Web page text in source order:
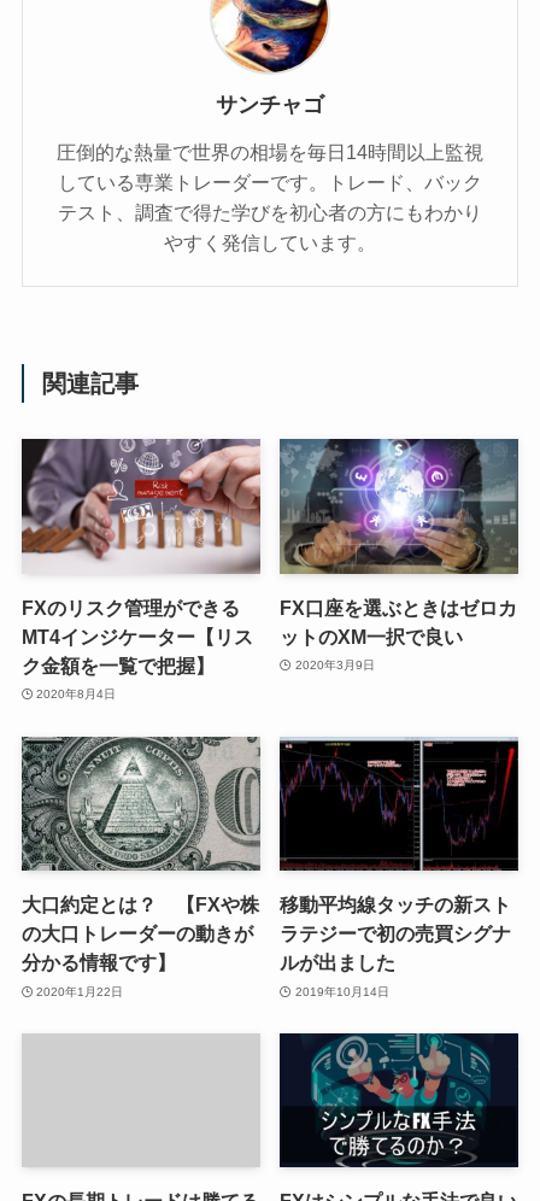
サンチャゴ
圧倒的な熱量で世界の相場を毎日14時間以上監視
している専業トレーダーです。トレード、バック
テスト、調査で得た学びを初心者の方にもわかり
やすく発信しています。
関連記事
FXのリスク管理ができる
MT4インジケーター【リス
ク金額を一覧で把握】
2020年8月4日
FX口座を選ぶときはゼロカ
ットのXM一択で良い
2020年3月9日
大口約定とは？ 【FXや株
の大口トレーダーの動きが
分かる情報です】
2020年1月22日
移動平均線タッチの新スト
ラテジーで初の売買シグナ
ルが出ました
2019年10月14日